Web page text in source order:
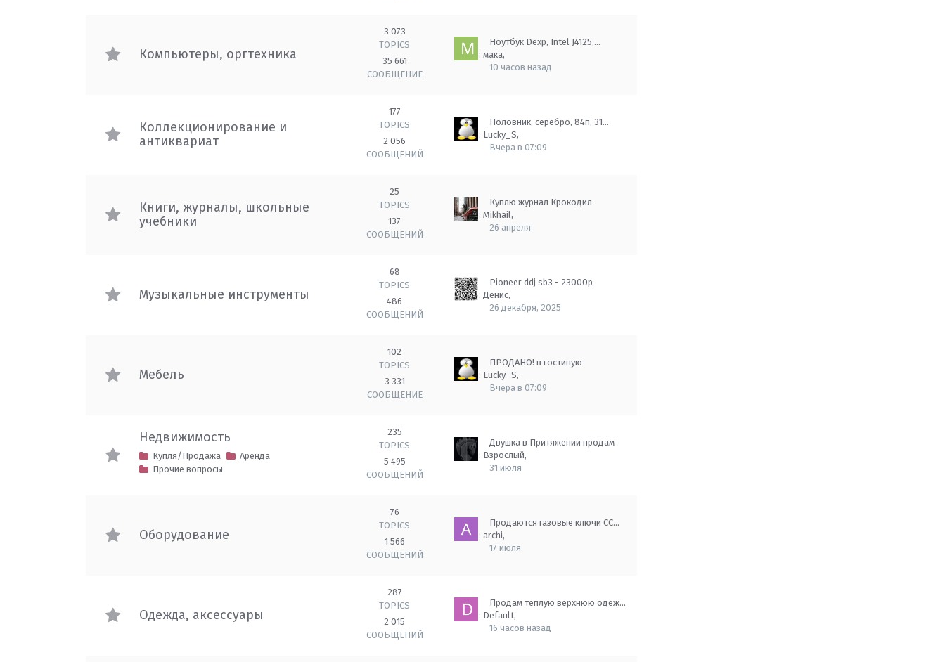
Компьютеры, оргтехника
3 073
TOPICS
35 661
СООБЩЕНИЕ
Ноутбук Dexp, Intel J4125,…
Автор:мака,
10 часов назад
Коллекционирование и
антиквариат
177
TOPICS
2 056
СООБЩЕНИЙ
Половник, серебро, 84п, 31…
Автор: Lucky_S,
Вчера в 07:09
Книги, журналы, школьные
учебники
25
TOPICS
137
СООБЩЕНИЙ
Куплю журнал Крокодил
Автор:Mikhail,
26 апреля
Музыкальные инструменты
68
TOPICS
486
СООБЩЕНИЙ
Pioneer ddj sb3 - 23000p
Автор:Денис,
26 декабря, 2025
Мебель
102
TOPICS
3 331
СООБЩЕНИЕ
ПРОДАНО! в гостиную
Автор: Lucky_S,
Вчера в 07:09
Недвижимость
Купля/Продажа
Аренда
Прочие вопросы
235
TOPICS
5 495
СООБЩЕНИЙ
Двушка в Притяжении продам
Автор: Взрослый,
31 июля
Оборудование
76
TOPICS
1 566
СООБЩЕНИЙ
Продаются газовые ключи СС…
Автор:archi,
17 июля
Одежда, аксессуары
287
TOPICS
2 015
СООБЩЕНИЙ
Продам теплую верхнюю одеж…
Автор: Default,
16 часов назад